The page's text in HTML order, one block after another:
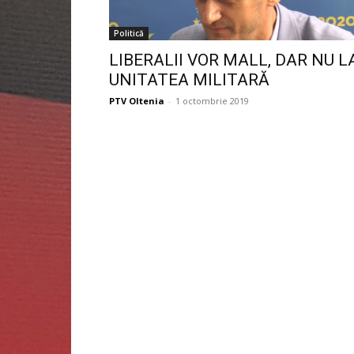
Politică
LIBERALII VOR MALL, DAR NU
UNITATEA MILITARĂ
PTV Oltenia - 1 octombrie 2019